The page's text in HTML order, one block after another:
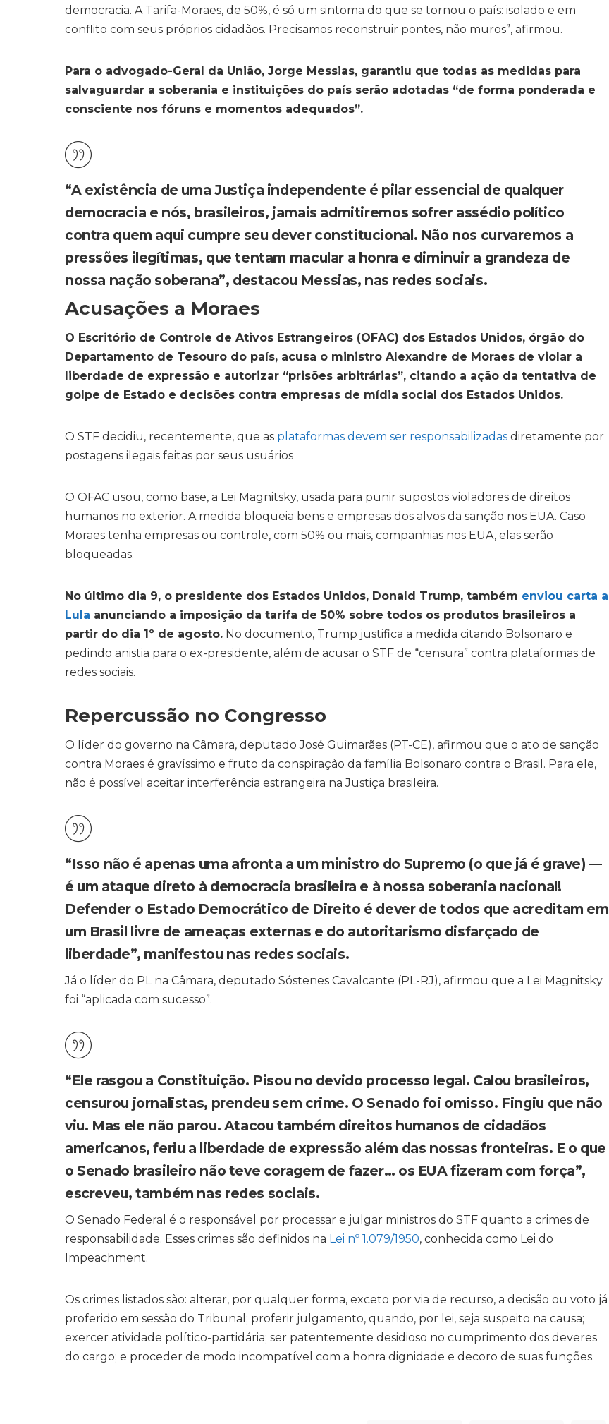
democracia. A Tarifa-Moraes, de 50%, é só um sintoma do que se tornou o país: isolado e em
conflito com seus próprios cidadãos. Precisamos reconstruir pontes, não muros”, afirmou.
Para o advogado-Geral da União, Jorge Messias, garantiu que todas as medidas para
salvaguardar a soberania e instituições do país serão adotadas “de forma ponderada e
consciente nos fóruns e momentos adequados”.
“A existência de uma Justiça independente é pilar essencial de qualquer
democracia e nós, brasileiros, jamais admitiremos sofrer assédio político
contra quem aqui cumpre seu dever constitucional. Não nos curvaremos a
pressões ilegítimas, que tentam macular a honra e diminuir a grandeza de
nossa nação soberana”, destacou Messias, nas redes sociais.
Acusações a Moraes
O Escritório de Controle de Ativos Estrangeiros (OFAC) dos Estados Unidos, órgão do
Departamento de Tesouro do país, acusa o ministro Alexandre de Moraes de violar a
liberdade de expressão e autorizar “prisões arbitrárias”, citando a ação da tentativa de
golpe de Estado e decisões contra empresas de mídia social dos Estados Unidos.
O STF decidiu, recentemente, que as plataformas devem ser responsabilizadas diretamente por
postagens ilegais feitas por seus usuários
O OFAC usou, como base, a Lei Magnitsky, usada para punir supostos violadores de direitos
humanos no exterior. A medida bloqueia bens e empresas dos alvos da sanção nos EUA. Caso
Moraes tenha empresas ou controle, com 50% ou mais, companhias nos EUA, elas serão
bloqueadas.
No último dia 9, o presidente dos Estados Unidos, Donald Trump, também enviou carta a
Lula anunciando a imposição da tarifa de 50% sobre todos os produtos brasileiros a
partir do dia 1º de agosto. No documento, Trump justifica a medida citando Bolsonaro e
pedindo anistia para o ex-presidente, além de acusar o STF de “censura” contra plataformas de
redes sociais.
Repercussão no Congresso
O líder do governo na Câmara, deputado José Guimarães (PT-CE), afirmou que o ato de sanção
contra Moraes é gravíssimo e fruto da conspiração da família Bolsonaro contra o Brasil. Para ele,
não é possível aceitar interferência estrangeira na Justiça brasileira.
“Isso não é apenas uma afronta a um ministro do Supremo (o que já é grave) —
é um ataque direto à democracia brasileira e à nossa soberania nacional!
Defender o Estado Democrático de Direito é dever de todos que acreditam em
um Brasil livre de ameaças externas e do autoritarismo disfarçado de
liberdade”, manifestou nas redes sociais.
Já o líder do PL na Câmara, deputado Sóstenes Cavalcante (PL-RJ), afirmou que a Lei Magnitsky
foi “aplicada com sucesso”.
“Ele rasgou a Constituição. Pisou no devido processo legal. Calou brasileiros,
censurou jornalistas, prendeu sem crime. O Senado foi omisso. Fingiu que não
viu. Mas ele não parou. Atacou também direitos humanos de cidadãos
americanos, feriu a liberdade de expressão além das nossas fronteiras. E o que
o Senado brasileiro não teve coragem de fazer… os EUA fizeram com força”,
escreveu, também nas redes sociais.
O Senado Federal é o responsável por processar e julgar ministros do STF quanto a crimes de
responsabilidade. Esses crimes são definidos na Lei nº 1.079/1950, conhecida como Lei do
Impeachment.
Os crimes listados são: alterar, por qualquer forma, exceto por via de recurso, a decisão ou voto já
proferido em sessão do Tribunal; proferir julgamento, quando, por lei, seja suspeito na causa;
exercer atividade político-partidária; ser patentemente desidioso no cumprimento dos deveres
do cargo; e proceder de modo incompatível com a honra dignidade e decoro de suas funções.